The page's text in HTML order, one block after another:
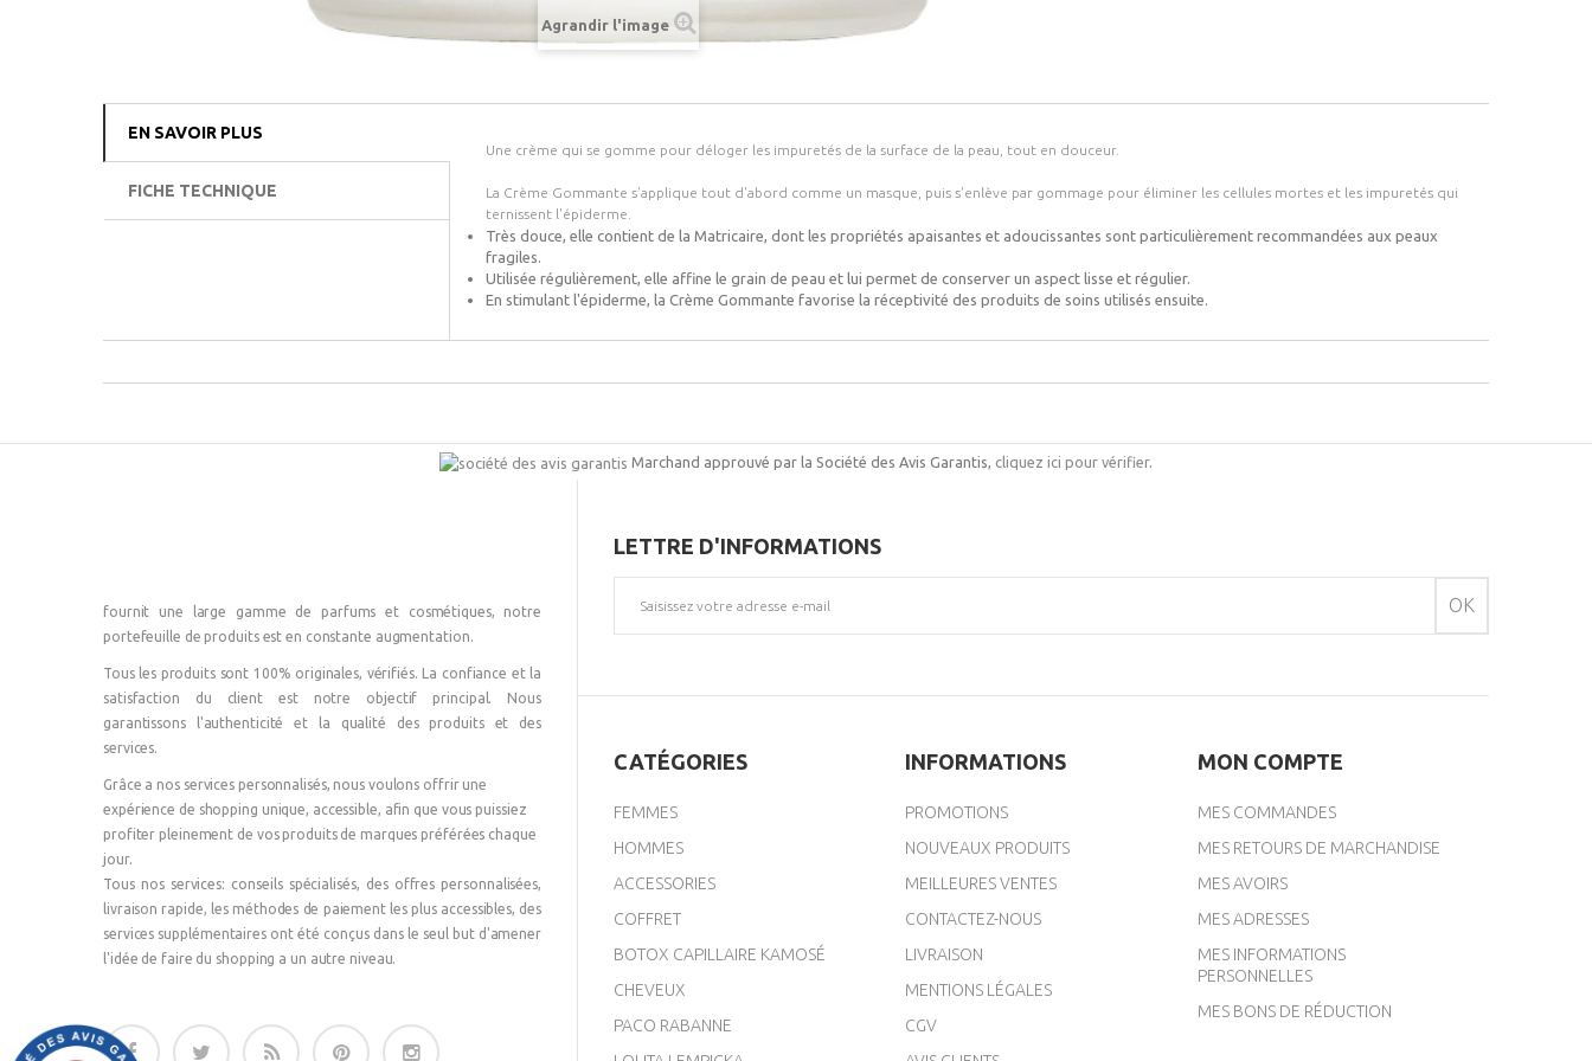
Agrandir l'image
EN SAVOIR PLUS
FICHE TECHNIQUE
Une crème qui se gomme pour déloger les impuretés de la surface de la peau, tout en douceur.
La Crème Gommante s'applique tout d'abord comme un masque, puis s'enlève par gommage pour éliminer les cellules mortes et les impuretés qui
ternissent l'épiderme.
Très douce, elle contient de la Matricaire, dont les propriétés apaisantes et adoucissantes sont particulièrement recommandées aux peaux
fragiles.
Utilisée régulièrement, elle affine le grain de peau et lui permet de conserver un aspect lisse et régulier.
En stimulant l'épiderme, la Crème Gommante favorise la réceptivité des produits de soins utilisés ensuite.
Marchand approuvé par la Société des Avis Garantis, cliquez ici pour vérifier.
fournit une large gamme de parfums et cosmétiques, notre
portefeuille de produits est en constante augmentation.
Tous les produits sont 100% originales, vérifiés. La confiance et la
satisfaction du client est notre objectif principal. Nous
garantissons l'authenticité et la qualité des produits et des
services.
Grâce a nos services personnalisés, nous voulons offrir une
expérience de shopping unique, accessible, afin que vous puissiez
profiter pleinement de vos produits de marques préférées chaque
jour.
Tous nos services: conseils spécialisés, des offres personnalisées,
livraison rapide, les méthodes de paiement les plus accessibles, des
services supplémentaires ont été conçus dans le seul but d'amener
l'idée de faire du shopping a un autre niveau.
LETTRE D'INFORMATIONS
OK
CATÉGORIES
FEMMES
HOMMES
ACCESSORIES
COFFRET
BOTOX CAPILLAIRE KAMOSÉ
CHEVEUX
PACO RABANNE
INFORMATIONS
PROMOTIONS
NOUVEAUX PRODUITS
MEILLEURES VENTES
CONTACTEZ-NOUS
LIVRAISON
MENTIONS LÉGALES
CGV
MON COMPTE
MES COMMANDES
MES RETOURS DE MARCHANDISE
MES AVOIRS
MES ADRESSES
MES INFORMATIONS
PERSONNELLES
MES BONS DE RÉDUCTION